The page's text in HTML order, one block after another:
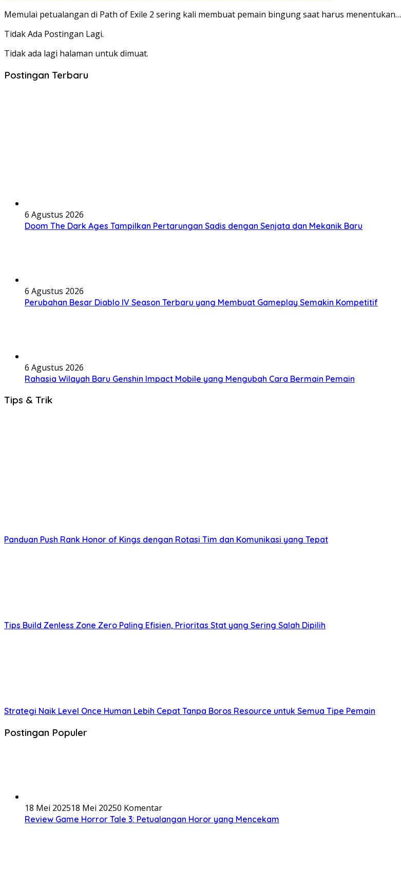
Memulai petualangan di Path of Exile 2 sering kali membuat pemain bingung saat harus menentukan…
Tidak Ada Postingan Lagi.
Tidak ada lagi halaman untuk dimuat.
Postingan Terbaru
6 Agustus 2026
Doom The Dark Ages Tampilkan Pertarungan Sadis dengan Senjata dan Mekanik Baru
6 Agustus 2026
Perubahan Besar Diablo IV Season Terbaru yang Membuat Gameplay Semakin Kompetitif
6 Agustus 2026
Rahasia Wilayah Baru Genshin Impact Mobile yang Mengubah Cara Bermain Pemain
Tips & Trik
Panduan Push Rank Honor of Kings dengan Rotasi Tim dan Komunikasi yang Tepat
Tips Build Zenless Zone Zero Paling Efisien, Prioritas Stat yang Sering Salah Dipilih
Strategi Naik Level Once Human Lebih Cepat Tanpa Boros Resource untuk Semua Tipe Pemain
Postingan Populer
18 Mei 202518 Mei 20250 Komentar
Review Game Horror Tale 3: Petualangan Horor yang Mencekam